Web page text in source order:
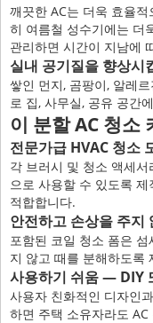
깨끗한 AC는 더욱 효율
히 여름철 성수기에는 더
관리하면 시간이 지남에
실내 공기질을 향상시
쌓인 먼지, 곰팡이, 알레
로 집, 사무실, 공유 공간
이 분할 AC 청소
전문가급 HVAC 청소
각 브러시 및 청소 액세
으로 사용할 수 있도록
적합합니다.
안전하고 손상을 주지
포함된 코일 청소 폼은
지 않고 때를 분해하도록
사용하기 쉬움 — DIY
사용자 친화적인 디자인
하면 주택 소유자라도